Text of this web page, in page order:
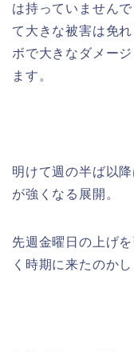
は持っていません
て大きな被害は免
ボで大きなダメー
ます。
明けて週の半ば以
が強くなる展開。
先週金曜日の上げ
く時期に来たのかし